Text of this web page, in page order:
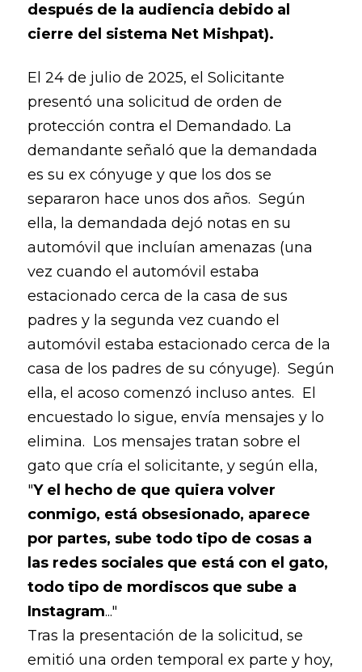
después de la audiencia debido al
cierre del sistema Net Mishpat).
El 24 de julio de 2025, el Solicitante
presentó una solicitud de orden de
protección contra el Demandado. La
demandante señaló que la demandada
es su ex cónyuge y que los dos se
separaron hace unos dos años. Según
ella, la demandada dejó notas en su
automóvil que incluían amenazas (una
vez cuando el automóvil estaba
estacionado cerca de la casa de sus
padres y la segunda vez cuando el
automóvil estaba estacionado cerca de la
casa de los padres de su cónyuge). Según
ella, el acoso comenzó incluso antes. El
encuestado lo sigue, envía mensajes y lo
elimina. Los mensajes tratan sobre el
gato que cría el solicitante, y según ella,
"Y el hecho de que quiera volver
conmigo, está obsesionado, aparece
por partes, sube todo tipo de cosas a
las redes sociales que está con el gato,
todo tipo de mordiscos que sube a
Instagram..."
Tras la presentación de la solicitud, se
emitió una orden temporal ex parte y hoy,